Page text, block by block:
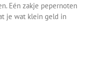
Eén zakje pepernoten
je wat klein geld in